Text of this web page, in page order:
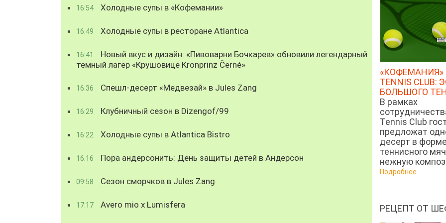
16:54 Холодные супы в «Кофемании»
16:49 Холодные супы в ресторане Atlantica
16:41
Новый вкус и дизайн: «Пивоварни Бочкарев» обновили легендарный
темный лагер «Крушовице Kronprinz Černé»
16:36 Спешл-десерт «Медвезай» в Jules Zang
16:29 Клубничный сезон в Dizengof/99
16:22 Холодные супы в Atlantica Bistro
16:16 Пора андерсонить: День защиты детей в Андерсон
09:58 Сезон сморчков в Jules Zang
17:17 Avero mio x Lumisfera
«КОФЕМАНИЯ»
TENNIS CLUB:
БОЛЬШОГО
В рамках
Tennis Club
предложат
десерт в форме
теннисного
нежную
Подробнее...
РЕЦЕПТ ОТ